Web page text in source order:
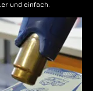
und einfach.